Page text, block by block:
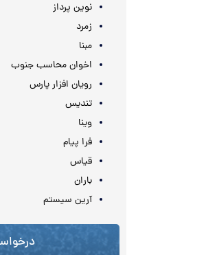
نوین پرداز
زمرد
مبنا
اخوان محاسب جنوب
رویان افزار پارس
تندیس
وینا
فرا پیام
قیاس
باران
آرین سیستم